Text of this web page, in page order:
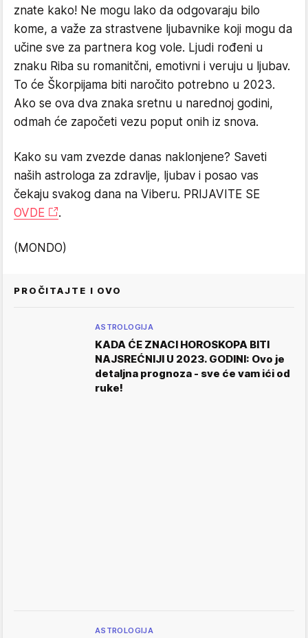
znate kako! Ne mogu lako da odgovaraju bilo
kome, a važe za strastvene ljubavnike koji mogu da
učine sve za partnera kog vole. Ljudi rođeni u
znaku Riba su romanitčni, emotivni i veruju u ljubav.
To će Škorpijama biti naročito potrebno u 2023.
Ako se ova dva znaka sretnu u narednoj godini,
odmah će započeti vezu poput onih iz snova.
Kako su vam zvezde danas naklonjene? Saveti
naših astrologa za zdravlje, ljubav i posao vas
čekaju svakog dana na Viberu. PRIJAVITE SE
OVDE
.
(MONDO)
PROČITAJTE I OVO
ASTROLOGIJA
KADA ĆE ZNACI HOROSKOPA BITI
NAJSREĆNIJI U 2023. GODINI: Ovo je
detaljna prognoza - sve će vam ići od
ruke!
ASTROLOGIJA